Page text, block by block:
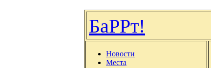
БаРРт!
Новости
Места